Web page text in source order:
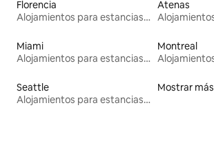
Florencia
Alojamientos para estancias largas
Atenas
Miami
Alojamientos para estancias largas
Montreal
Seattle
Alojamientos para estancias largas
Mostrar más